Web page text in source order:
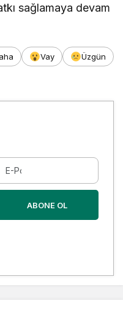
sağlamaya devam
Vay
Üzgün
ABONE OL